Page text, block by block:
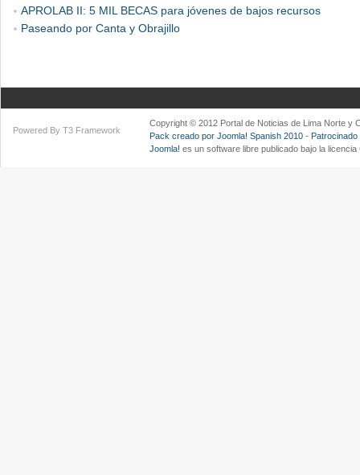
APROLAB II: 5 MIL BECAS para jóvenes de bajos recursos
Paseando por Canta y Obrajillo
Powered By T3 Framework
Copyright © 2012 Portal de Noticias de Lima Norte
Pack creado por Joomla! Spanish 2010 -
Joomla! es un software libre publicado bajo la licencia